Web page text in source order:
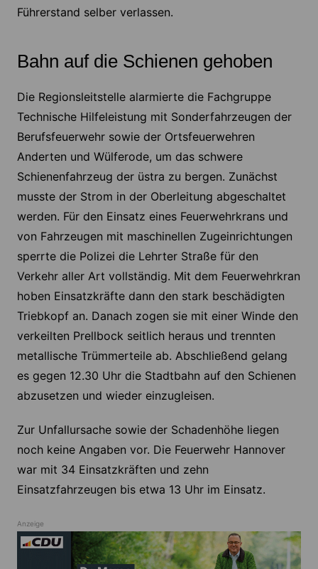
Führerstand selber verlassen.
Bahn auf die Schienen gehoben
Die Regionsleitstelle alarmierte die Fachgruppe
Technische Hilfeleistung mit Sonderfahrzeugen der
Berufsfeuerwehr sowie der Ortsfeuerwehren
Anderten und Wülferode, um das schwere
Schienenfahrzeug der üstra zu bergen. Zunächst
musste der Strom in der Oberleitung abgeschaltet
werden. Für den Einsatz eines Feuerwehrkrans und
von Fahrzeugen mit maschinellen Zugeinrichtungen
sperrte die Polizei die Lehrter Straße für den
Verkehr aller Art vollständig. Mit dem Feuerwehrkran
hoben Einsatzkräfte dann den stark beschädigten
Triebkopf an. Danach zogen sie mit einer Winde den
verkeilten Prellbock seitlich heraus und trennten
metallische Trümmerteile ab. Abschließend gelang
es gegen 12.30 Uhr die Stadtbahn auf den Schienen
abzusetzen und wieder einzugleisen.
Zur Unfallursache sowie der Schadenhöhe liegen
noch keine Angaben vor. Die Feuerwehr Hannover
war mit 34 Einsatzkräften und zehn
Einsatzfahrzeugen bis etwa 13 Uhr im Einsatz.
Anzeige